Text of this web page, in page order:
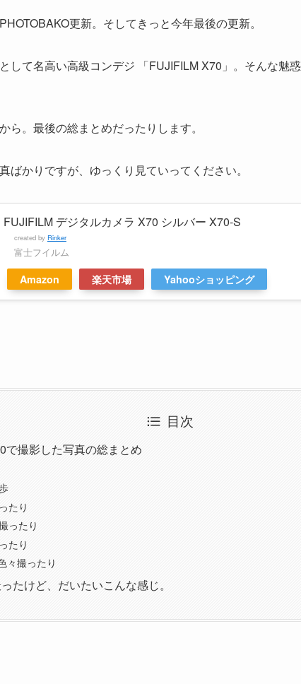
更新。そしてきっと今年最後の更新。
して名高い高級コンデジ 「FUJIFILM X70」。そんな魅
ら。最後の総まとめだったりします。
ばかりですが、ゆっくり見ていってください。
FUJIFILM デジタルカメラ X70 シルバー X70-S
created by Rinker
富士フイルム
Amazon 楽天市場 Yahooショッピング
目次
で撮影した写真の総まとめ
たり
ったり
たり
々撮ったり
たけど、だいたいこんな感じ。